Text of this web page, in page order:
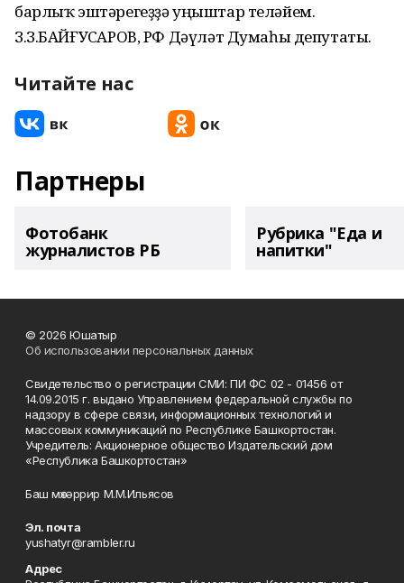
барлыҡ эштəрегеҙҙə уңыштар телəйем.
З.З.БАЙҒУСҠАРОВ, РФ Дəүлəт Думаһы депутаты.
Читайте нас
Партнеры
Фотобанк
журналистов РБ
Рубрика "Еда и
напитки"
© 2026 Юшатыр
Об использовании персональных данных
Свидетельство о регистрации СМИ: ПИ ФС 02 - 01456 от
14.09.2015 г. выдано Управлением федеральной службы по
надзору в сфере связи, информационных технологий и
массовых коммуникаций по Республике Башкортостан.
Учредитель: Акционерное общество Издательский дом
«Республика Башкортостан»
Баш мөхәррир М.М.Ильясов
Эл. почта
yushatyr@rambler.ru
Адрес